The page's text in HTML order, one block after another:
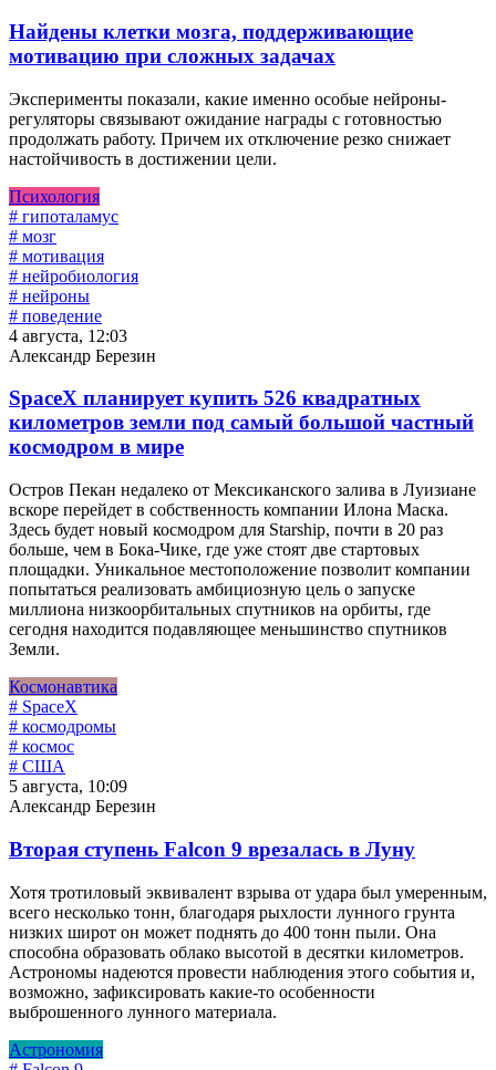
Найдены клетки мозга, поддерживающие
мотивацию при сложных задачах
Эксперименты показали, какие именно особые нейроны-
регуляторы связывают ожидание награды с готовностью
продолжать работу. Причем их отключение резко снижает
настойчивость в достижении цели.
Психология
# гипоталамус
# мозг
# мотивация
# нейробиология
# нейроны
# поведение
4 августа, 12:03
Александр Березин
SpaceX планирует купить 526 квадратных
километров земли под самый большой частный
космодром в мире
Остров Пекан недалеко от Мексиканского залива в Луизиане
вскоре перейдет в собственность компании Илона Маска.
Здесь будет новый космодром для Starship, почти в 20 раз
больше, чем в Бока-Чике, где уже стоят две стартовых
площадки. Уникальное местоположение позволит компании
попытаться реализовать амбициозную цель о запуске
миллиона низкоорбитальных спутников на орбиты, где
сегодня находится подавляющее меньшинство спутников
Земли.
Космонавтика
# SpaceX
# космодромы
# космос
# США
5 августа, 10:09
Александр Березин
Вторая ступень Falcon 9 врезалась в Луну
Хотя тротиловый эквивалент взрыва от удара был умеренным,
всего несколько тонн, благодаря рыхлости лунного грунта
низких широт он может поднять до 400 тонн пыли. Она
способна образовать облако высотой в десятки километров.
Астрономы надеются провести наблюдения этого события и,
возможно, зафиксировать какие-то особенности
выброшенного лунного материала.
Астрономия